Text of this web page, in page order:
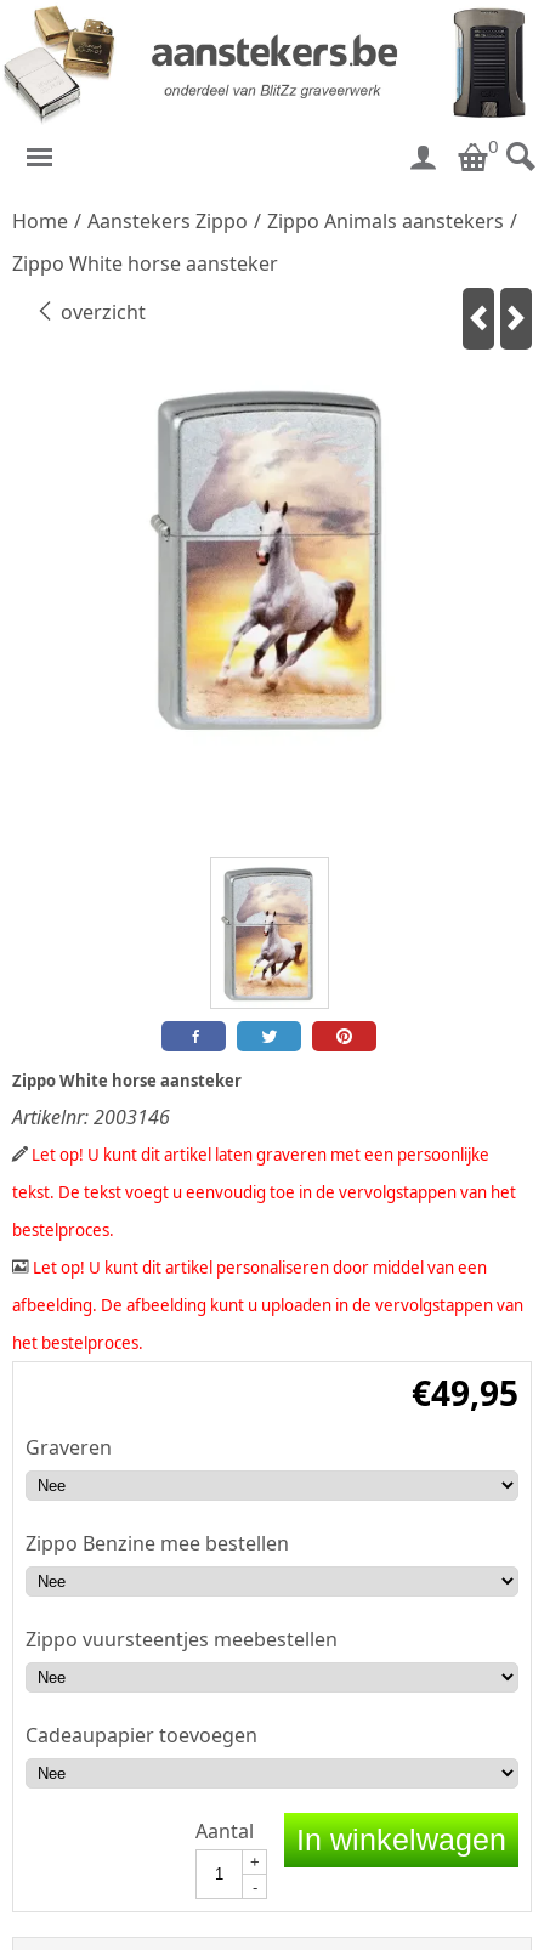
0
Home / Aanstekers Zippo / Zippo Animals aanstekers /
Zippo White horse aansteker
overzicht
Zippo White horse aansteker
Artikelnr:2003146
Let op! U kunt dit artikel laten graveren met een persoonlijke
tekst. De tekst voegt u eenvoudig toe in de vervolgstappen van het
bestelproces.
Let op! U kunt dit artikel personaliseren door middel van een
afbeelding. De afbeelding kunt u uploaden in de vervolgstappen van
het bestelproces.
€49,95
Graveren
Zippo Benzine mee bestellen
Zippo vuursteentjes meebestellen
Cadeaupapier toevoegen
Aantal
+
-
In winkelwagen